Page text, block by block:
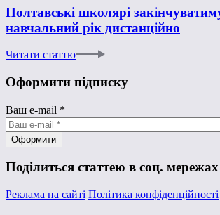
Полтавські школярі
навчальний рік дистанційно
Читати статтю
Оформити підписку
Ваш e-mail *
Поділиться статтею в соц. мережах
Реклама на сайті Політика конфіденційності